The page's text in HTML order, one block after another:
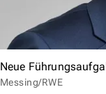
Neue
Messing/RWE